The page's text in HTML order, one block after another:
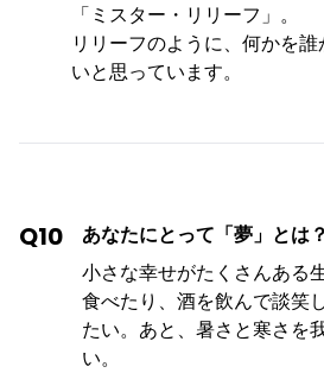
「ミスター・リリーフ」。
リリーフのように、何かを
いと思っています。
Q10
あなたにとって「夢」とは？
小さな幸せがたくさんある
食べたり、酒を飲んで談笑
たい。あと、暑さと寒さを
い。